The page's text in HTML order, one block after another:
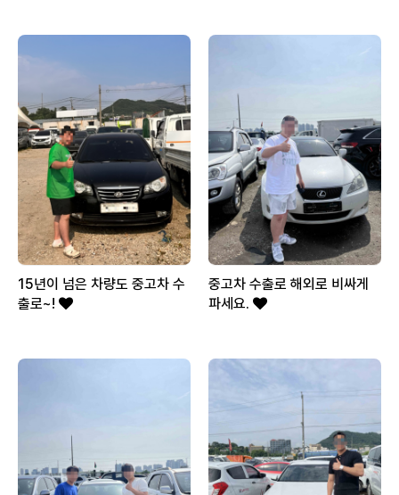
15년이 넘은 차량도 중고차 수
출로~!
중고차 수출로 해외로 비싸게
파세요.